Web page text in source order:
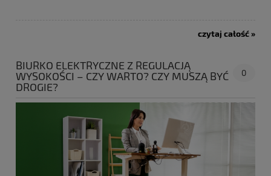
czytaj całość »
BIURKO ELEKTRYCZNE Z REGULACJĄ
WYSOKOŚCI – CZY WARTO? CZY MUSZĄ BYĆ
DROGIE?
0